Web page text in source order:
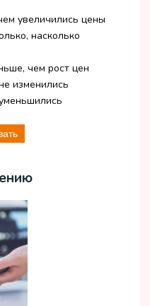
увеличились цены
насколько
чем рост цен
изменились